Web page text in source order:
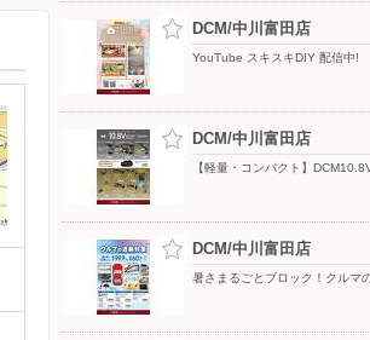
DCM/中川富田店
YouTube スキスキDIY 配信中!
DCM/中川富田店
【軽量・コンパクト】
DCM/中川富田店
暑さまるごとブロック！クルマ